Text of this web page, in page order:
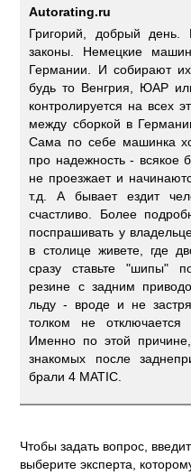
Autorating.ru
Григорий, добрый
законы. Немецкие
Германии. И собирают
будь то Венгрия, ЮАР
контролируется на всех
между сборкой в
Сама по себе машинка
про надежность - всякое
не проезжает и
т.д. А бывает ездит
счастливо. Более
поспрашивать у
в столице живете, где
сразу ставьте "шипы"
резине с задним
льду - вроде и не
толком не отключается
Именно по этой
знакомых после
брали 4 MATIC.
Чтобы задать вопрос,
выберите эксперта,